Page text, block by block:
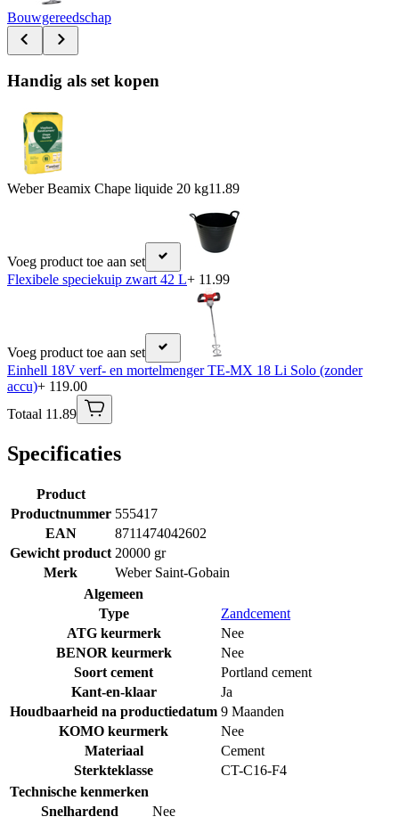
Bouwgereedschap
Handig als set kopen
Weber Beamix Chape liquide 20 kg11.89
Voeg product toe aan set
Flexibele speciekuip zwart 42 L+ 11.99
Voeg product toe aan set
Einhell 18V verf- en mortelmenger TE-MX 18 Li Solo (zonder
accu)+ 119.00
Totaal 11.89
Specificaties
Product
Productnummer 555417
EAN
8711474042602
Gewicht product 20000 gr
Merk
Weber Saint-Gobain
Algemeen
Type
Zandcement
ATG keurmerk
Nee
BENOR keurmerk
Nee
Soort cement
Portland cement
Kant-en-klaar
Ja
Houdbaarheid na productiedatum 9 Maanden
KOMO keurmerk
Nee
Materiaal
Cement
Sterkteklasse
CT-C16-F4
Technische kenmerken
Snelhardend
Nee